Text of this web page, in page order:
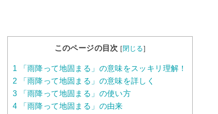
このページの目次 [閉じる]
1 「雨降って地固まる」の意味をスッキリ理解！
2 「雨降って地固まる」の意味を詳しく
3 「雨降って地固まる」の使い方
4 「雨降って地固まる」の由来